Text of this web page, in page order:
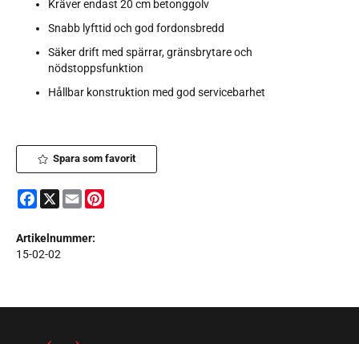
Kräver endast 20 cm betonggolv
Snabb lyfttid och god fordonsbredd
Säker drift med spärrar, gränsbrytare och
nödstoppsfunktion
Hållbar konstruktion med god servicebarhet
Spara som favorit
Facebook
X Email
Artikelnummer:
15-02-02